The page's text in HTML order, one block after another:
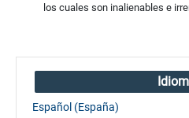
los cuales son inalienables e
Español (España)